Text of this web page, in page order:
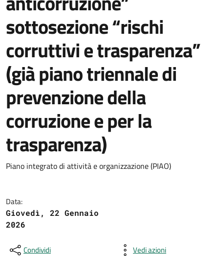
sottosezione “rischi
corruttivi e trasparenza”
(già piano triennale di
prevenzione della
corruzione e per la
trasparenza)
Piano integrato di attività e organizzazione (PIAO)
Data:
Giovedì, 22 Gennaio
2026
Condividi Vedi azioni